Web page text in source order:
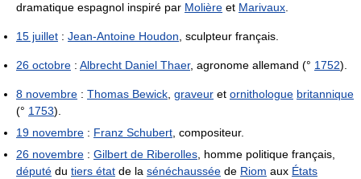
dramatique espagnol inspiré par Molière et Marivaux.
15 juillet : Jean-Antoine Houdon, sculpteur français.
26 octobre : Albrecht Daniel Thaer, agronome allemand (° 1752).
8 novembre : Thomas Bewick, graveur et ornithologue britannique
(° 1753).
19 novembre : Franz Schubert, compositeur.
26 novembre : Gilbert de Riberolles, homme politique français,
député du tiers état de la sénéchaussée de Riom aux États